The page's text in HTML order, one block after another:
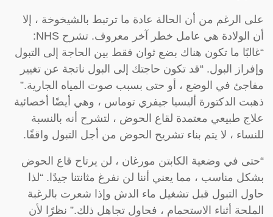
على الرغم من أن الحالة عادة ما ترتبط بالشيخوخة ، إلا
أن الولادة هي عامل خطر آخر معروف. تشرح NHS:
“غالبًا ما تكون هناك بضع ثوان فقط بين الحاجة إلى التبول
وإفراز البول. “قد تكون حاجتك إلى البول ناتجة عن تغيير
مفاجئ في الوضع ، أو حتى بسبب صوت المياه الجارية.”
ذهبت الدكتورة أليسيا جيفري توماس ، وهي أيضًا أخصائية
علاج طبيعي معتمدة لقاع الحوض ، لتشرح أنه بالنسبة
للنساء ، لا يتم بناء تشريح الحوض من أجل التبول واقفًا.
“حتى في وضعية الكابتن مورغان ، لن يرتاح قاع الحوض
بشكل مناسب ، مما يعني أننا لن نفرغ مثانتنا جيدًا. “لذا
حاول التبول قبل تشغيل ماء الدش وإذا شعرت بالرغبة
الملحة أثناء الاستحمام ، فحاول تجاهل ذلك.” نظرًا لأن